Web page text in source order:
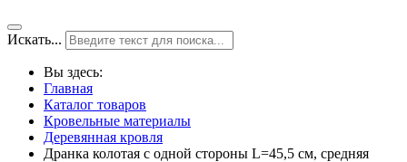
Искать...
Вы здесь:
Главная
Каталог товаров
Кровельные материалы
Деревянная кровля
Дранка колотая с одной стороны L=45,5 см, средняя